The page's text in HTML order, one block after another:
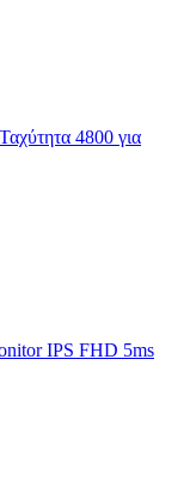
4800 για
IPS FHD 5ms